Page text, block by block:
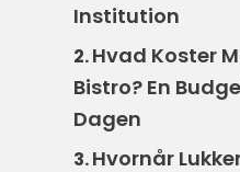
Institution
2.Hvad Koster
Bistro? En
Dagen
3.Hvornår